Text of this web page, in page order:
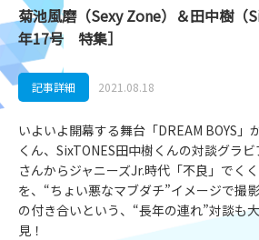
菊池風磨（Sexy Zone）＆田中樹
年17号 特集］
記事詳細 2021.08.18
いよいよ開幕する舞台「DREAM BOYS
くん、SixTONES田中樹くんの対談グラ
さんからジャニーズJr.時代「不良」でく
を、“ちょい悪なマブダチ”イメージで撮
の付き合いという、“長年の連れ”対談も
見！